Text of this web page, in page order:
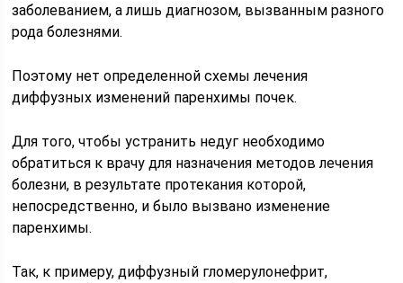
заболеванием, а лишь диагнозом, вызванным разного
рода болезнями.
Поэтому нет определенной схемы лечения
диффузных изменений паренхимы почек.
Для того, чтобы устранить недуг необходимо
обратиться к врачу для назначения методов лечения
болезни, в результате протекания которой,
непосредственно, и было вызвано изменение
паренхимы.
Так, к примеру, диффузный гломерулонефрит,